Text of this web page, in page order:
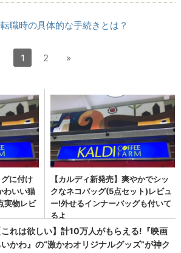
転職時の具体的な手続きとは？
1 2 »